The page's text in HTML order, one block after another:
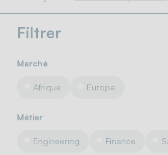
Filtrer
Marché
Afrique Europe
Métier
Engineering Finance